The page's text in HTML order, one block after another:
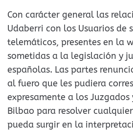
Con carácter general las
Udaberri con los Usuarios de
telemáticos, presentes en la
sometidas a la legislación y
españolas. Las partes
al fuero que les pudiera
expresamente a los Juzgados
Bilbao para resolver
pueda surgir en la